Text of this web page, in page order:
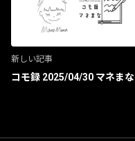
新しい記事
コモ録 2025/04/30 マネまな